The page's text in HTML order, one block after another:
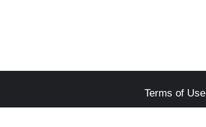
Terms of Use